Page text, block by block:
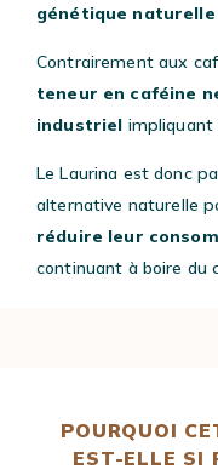
génétique naturelle
Contrairement aux
teneur en caféine
industriel impliquant
Le Laurina est donc
alternative naturelle
réduire leur
continuant à boire du
POURQUOI
EST-ELLE SI